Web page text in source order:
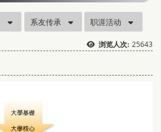
系友传承 职涯活动
浏览人次: 25643